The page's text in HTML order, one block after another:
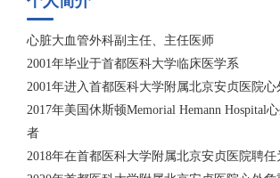
心脏大血管外科副主任、主任医师
2001年毕业于首都医科大学临床医学系
2001年进入首都医科大学附属北京安贞医院
2017年美国休斯顿Memorial Hemann Hospital
者
2018年在首都医科大学附属北京安贞医院聘任